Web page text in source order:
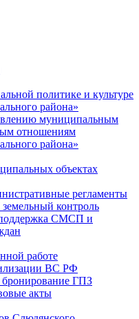
политике и культуре
района»
муниципальным
отношениям
района»
объектах
регламенты
контроль
СМСП и
работе
ВС РФ
ГПЗ
акты